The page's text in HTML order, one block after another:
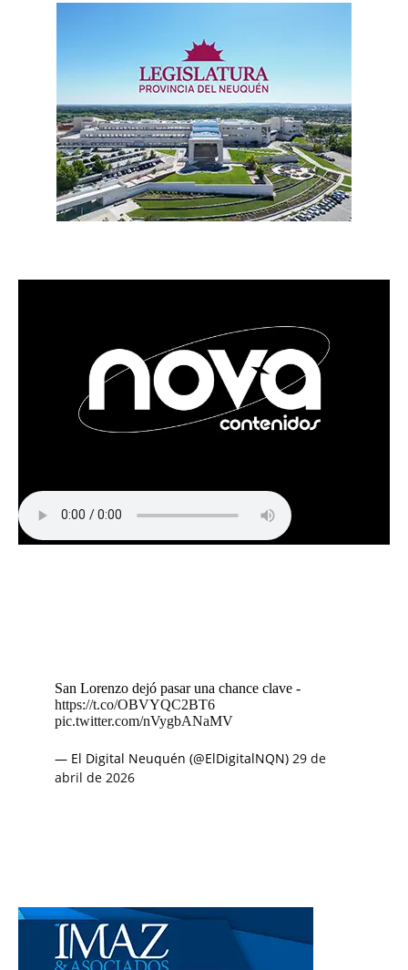
San Lorenzo dejó pasar una chance clave -
https://t.co/OBVYQC2BT6
pic.twitter.com/nVygbANaMV
— El Digital Neuquén (@ElDigitalNQN) 29 de
abril de 2026